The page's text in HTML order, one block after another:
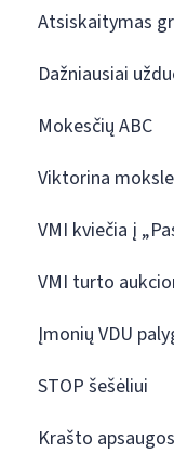
Atsiskaitymas
Dažniausiai
Mokesčių ABC
Viktorina
VMI kviečia į
VMI turto
Įmonių VDU
STOP šešėliui
Krašto